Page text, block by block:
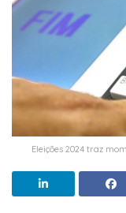
Eleições 2024 traz